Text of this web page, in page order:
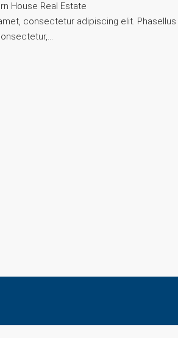
House Real Estate
consectetur adipiscing elit. Phasellus